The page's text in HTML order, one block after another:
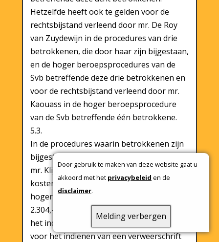
Door gebruik te maken van deze website gaat u
akkoord met het privacybeleid en de
disclaimer.
Melding verbergen
Hetzelfde heeft ook te gelden voor de
rechtsbijstand verleend door mr. De Roy
van Zuydewijn in de procedures van drie
betrokkenen, die door haar zijn bijgestaan,
en de hoger beroepsprocedures van de
Svb betreffende deze drie betrokkenen en
voor de rechtsbijstand verleend door mr.
Kaouass in de hoger beroepsprocedure
van de Svb betreffende één betrokkene.
5.3.
In de procedures waarin betrokkenen zijn
bijgestaan door mr. Van den Boogaard en
mr. Klijnstra wordt de vergoeding voor de
kosten van verleende rechtsbijstand in
hoger beroep vastgesteld op ieder €
2.304,-. Daarbij is 1 punt toegekend voor
het indienen van een beroepschrift, 1 punt
voor het indienen van een verweerschrift